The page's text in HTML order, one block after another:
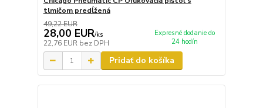
tlmičom predĺžená
49,22 EUR
28,00 EUR/ks
22,76 EUR bez DPH
Expresné dodanie do
24 hodín
Pridať do košíka